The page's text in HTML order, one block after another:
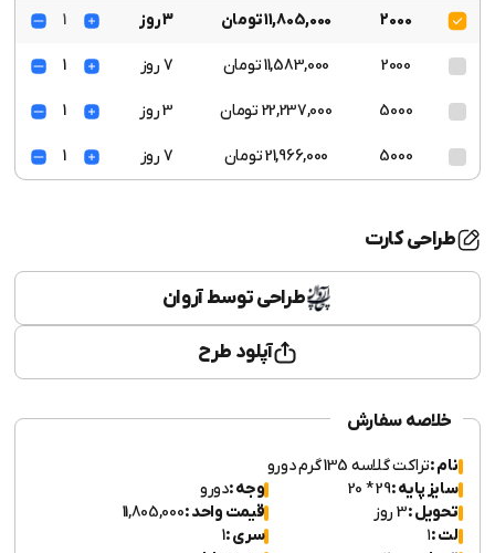
2000 11,805,000 تومان 3 روز 1
2000 11,583,000 تومان 7 روز 1
5000 22,237,000 تومان 3 روز 1
5000 21,966,000 تومان 7 روز 1
طراحی کارت
طراحی توسط آروان
آپلود طرح
خلاصه سفارش
نام :تراکت گلاسه 135 گرم دورو
سایز پایه :29 * 20 وجه :دورو
تحویل :3 روز قیمت واحد :11,805,000
لت :۱ سری :1